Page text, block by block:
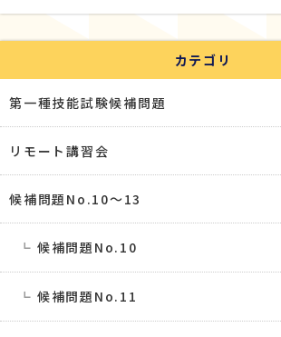
カテゴリ
第一種技能試験候補問題
リモート講習会
候補問題No.10〜13
候補問題No.10
候補問題No.11